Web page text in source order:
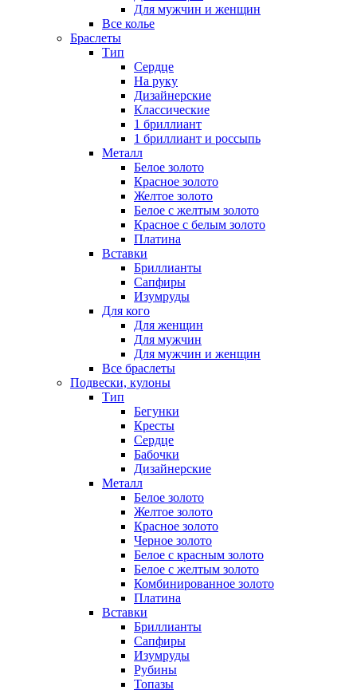
Для мужчин и женщин
Все колье
Браслеты
Тип
Сердце
На руку
Дизайнерские
Классические
1 бриллиант
1 бриллиант и россыпь
Металл
Белое золото
Красное золото
Желтое золото
Белое с желтым золото
Красное с белым золото
Платина
Вставки
Бриллианты
Сапфиры
Изумруды
Для кого
Для женщин
Для мужчин
Для мужчин и женщин
Все браслеты
Подвески, кулоны
Тип
Бегунки
Кресты
Сердце
Бабочки
Дизайнерские
Металл
Белое золото
Желтое золото
Красное золото
Черное золото
Белое с красным золото
Белое с желтым золото
Комбинированное золото
Платина
Вставки
Бриллианты
Сапфиры
Изумруды
Рубины
Топазы